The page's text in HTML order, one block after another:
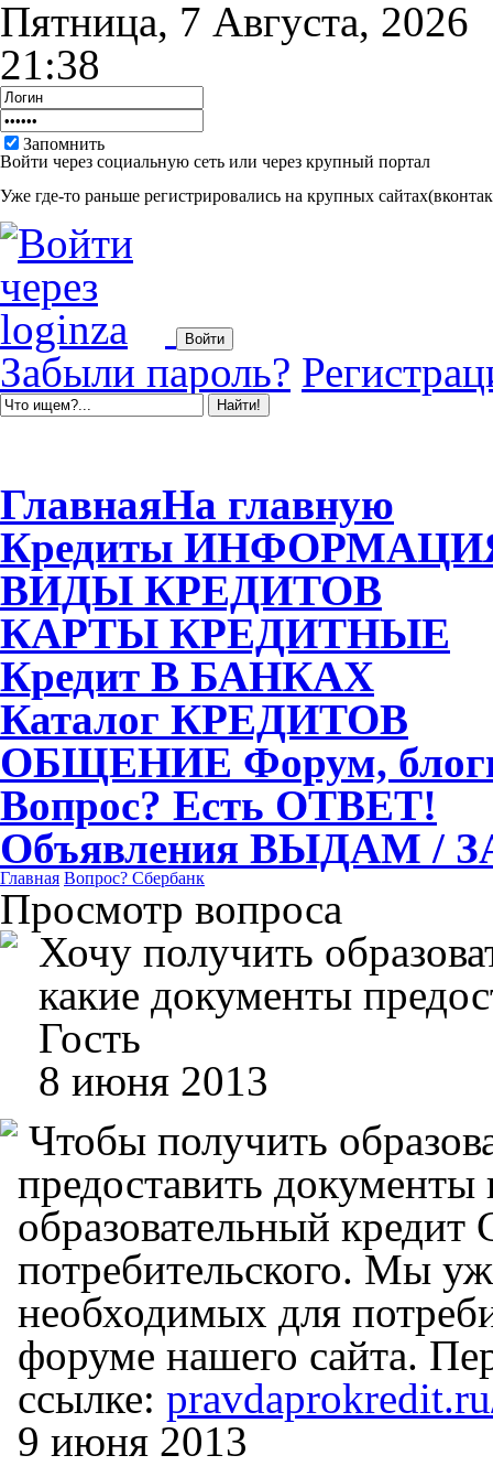
Пятница, 7 Августа, 2026
21:38
Запомнить
Войти через социальную сеть или через крупный портал
Уже где-то раньше регистрировались на крупных
Забыли пароль?
ГлавнаяНа главную
Кредиты
ВИДЫ КРЕДИТОВ
КАРТЫ КРЕДИТНЫЕ
Кредит В БАНКАХ
Каталог КРЕДИТОВ
ОБЩЕНИЕ Форум,
Вопрос? Есть ОТВЕТ!
Объявления ВЫДАМ /
Главная Вопрос? Сбербанк
Просмотр вопроса
Хочу получить
какие документы
Гость
8 июня 2013
Чтобы получить
предоставить документы
образовательный кредит
потребительского. Мы
необходимых для
форуме нашего сайта.
ссылке:
9 июня 2013